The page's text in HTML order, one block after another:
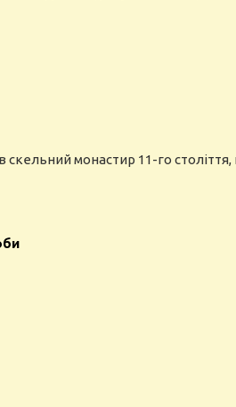
скельний монастир 11-го